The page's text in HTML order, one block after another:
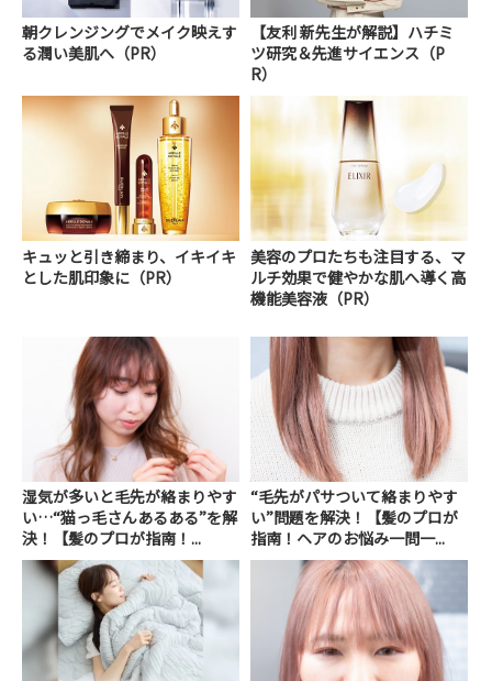
朝クレンジングでメイク映えす
る潤い美肌へ（PR）
【友利 新先生が解説】ハチミ
ツ研究＆先進サイエンス（P
R）
キュッと引き締まり、イキイキ
とした肌印象に（PR）
美容のプロたちも注目する、マ
ルチ効果で健やかな肌へ導く高
機能美容液（PR）
湿気が多いと毛先が絡まりやす
い…“猫っ毛さんあるある”を解
決！【髪のプロが指南！...
“毛先がパサついて絡まりやす
い”問題を解決！【髪のプロが
指南！ヘアのお悩み一問一...